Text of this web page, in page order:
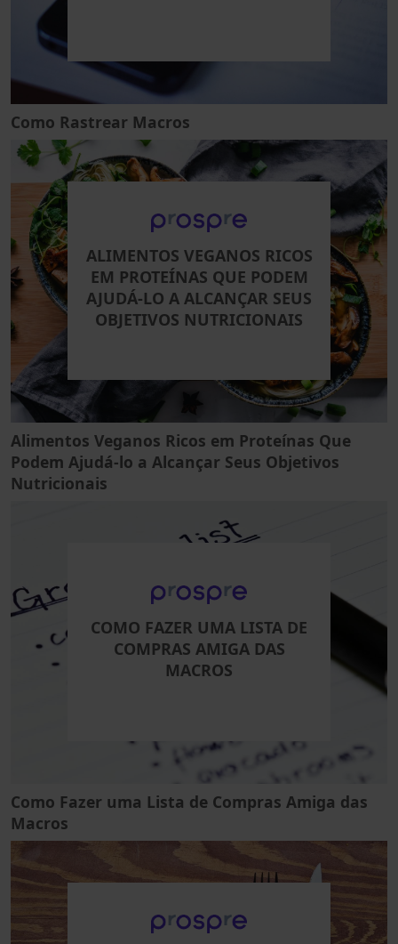
Como Rastrear Macros
ALIMENTOS VEGANOS RICOS
EM PROTEÍNAS QUE PODEM
AJUDÁ-LO A ALCANÇAR SEUS
OBJETIVOS NUTRICIONAIS
Alimentos Veganos Ricos em Proteínas Que
Podem Ajudá-lo a Alcançar Seus Objetivos
Nutricionais
COMO FAZER UMA LISTA DE
COMPRAS AMIGA DAS
MACROS
Como Fazer uma Lista de Compras Amiga das
Macros